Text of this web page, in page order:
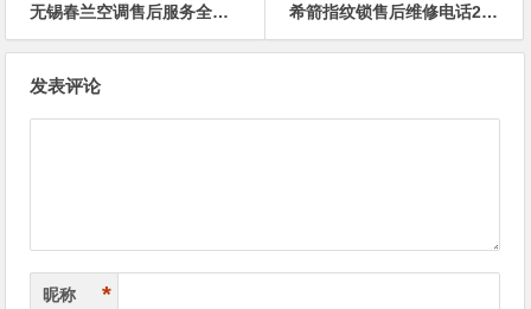
无锡春兰空调售后服务全国24小时售后服务电话号码
希箭指纹锁售后维修电话24小时全国统一客服热线
发表评论
昵称 *